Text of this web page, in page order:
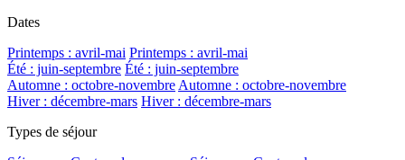
Dates
Printemps : avril-mai Printemps : avril-mai
Été : juin-septembre Été : juin-septembre
Automne : octobre-novembre Automne : octobre-novembre
Hiver : décembre-mars Hiver : décembre-mars
Types de séjour